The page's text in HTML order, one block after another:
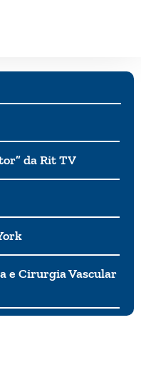
da Rit TV
e Cirurgia Vascular